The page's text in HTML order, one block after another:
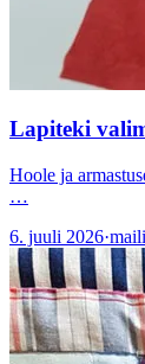
Lapiteki
Hoole ja
…
6. juuli 2026·